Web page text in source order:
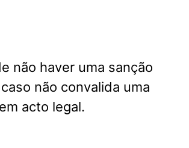
não haver uma sanção
não convalida uma
acto legal.